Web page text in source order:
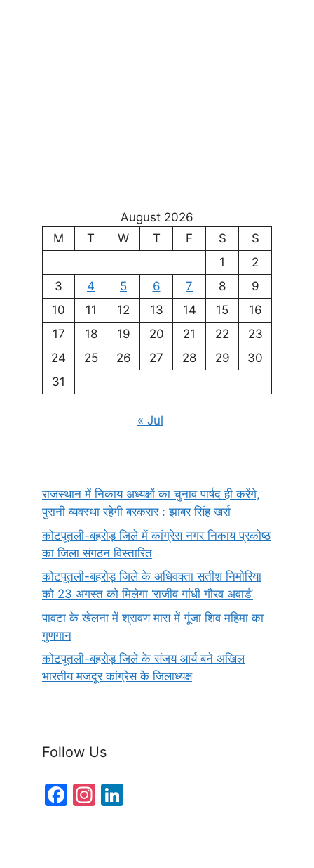
August 2026
M
T W T F S
S
1
2
3
4 5 6 7 8
9
10
11 12 13 14 15
16
17
18 19 20 21 22
23
24
25 26 27 28 29
30
31
« Jul
राजस्थान में निकाय अध्यक्षों का चुनाव पार्षद ही करेंगे,
पुरानी व्यवस्था रहेगी बरकरार : झाबर सिंह खर्रा
कोटपूतली-बहरोड़ जिले में कांग्रेस नगर निकाय प्रकोष्ठ
का जिला संगठन विस्तारित
कोटपूतली-बहरोड़ जिले के अधिवक्ता सतीश निमोरिया
को 23 अगस्त को मिलेगा ‘राजीव गांधी गौरव अवार्ड’
पावटा के खेलना में श्रावण मास में गूंजा शिव महिमा का
गुणगान
कोटपूतली-बहरोड़ जिले के संजय आर्य बने अखिल
भारतीय मजदूर कांग्रेस के जिलाध्यक्ष
Follow Us
F
In